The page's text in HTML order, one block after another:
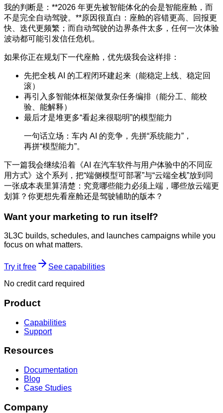
我的判断是：**2026 年更先被智能体化的会是智能座舱，而
不是完全自动驾驶。**原因很直白：座舱的容错更高、回报更
快、迭代更频繁；而自动驾驶的边界条件太多，任何一次体验
波动都可能引发信任危机。
如果你正在规划下一代座舱，优先级我会这样排：
先把全栈 AI 的工程闭环建起来（能稳定上线、稳定回
滚）
再引入多智能体框架做复杂任务编排（能分工、能校
验、能解释）
最后才是堆更多“看起来很聪明”的模型能力
一句话立场：车内 AI 的竞争，先拼“系统能力”，
再拼“模型能力”。
下一篇我会继续沿着《AI 在汽车软件与用户体验中的不同应
用方式》这个系列，把“端侧模型可部署”与“云端全栈”放到同
一张成本表里算清楚：究竟哪些能力必须上端，哪些放云端更
划算？你更想先看座舱还是驾驶辅助的版本？
Want your marketing to run itself?
3L3C builds, schedules, and launches campaigns while you
focus on what matters.
Try it free
See capabilities
No credit card required
Product
Capabilities
Support
Resources
Documentation
Blog
Case Studies
Company